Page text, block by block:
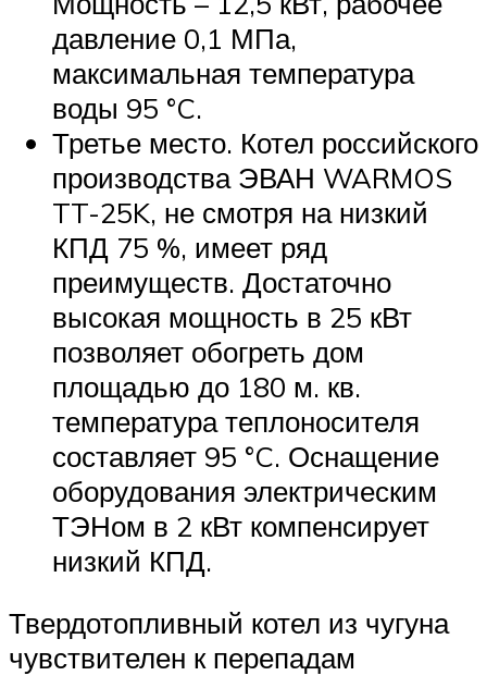
давление 0,1 МПа,
максимальная температура
воды 95 °C.
Третье место. Котел российского
производства ЭВАН WARMOS
TT-25K, не смотря на низкий
КПД 75 %, имеет ряд
преимуществ. Достаточно
высокая мощность в 25 кВт
позволяет обогреть дом
площадью до 180 м. кв.
температура теплоносителя
составляет 95 °C. Оснащение
оборудования электрическим
ТЭНом в 2 кВт компенсирует
низкий КПД.
Твердотопливный котел из чугуна
чувствителен к перепадам